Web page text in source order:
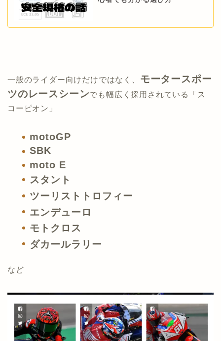
一般のライダー向けだけではなく、 モータースポー
ツのレースシーンでも幅広く採用されている「ス
コーピオン」
motoGP
SBK
moto E
スタント
ツーリストトロフィー
エンデューロ
モトクロス
ダカールラリー
など